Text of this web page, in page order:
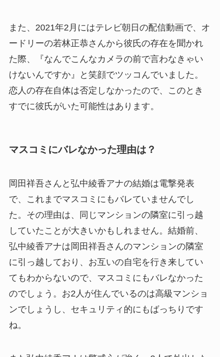
また、2021年2月にはテレビ朝日の配信動画で、オ
ードリーの若林正恭さんから彼氏の存在を聞かれ
た際、『なんでこんなカメラの前で言わなきゃい
けないんですか』と笑顔でツッコんでいました。
恋人の存在自体は否定しなかったので、このとき
すでに彼氏がいた可能性はあります。
マスコミにバレなかった理由は？
岡田祥吾さんと弘中綾香アナの結婚は電撃発表
で、これまでマスコミにもバレていませんでし
た。その理由は、同じマンションの隣室に引っ越
していたことが大きいかもしれません。結婚前、
弘中綾香アナは岡田祥吾さんのマンションの隣室
に引っ越しており、お互いの自宅を行き来してい
てもわからないので、マスコミにもバレなかった
のでしょう。お2人が住んでいるのは高級マンショ
ンでしょうし、セキュリティ的にもばっちりです
ね。